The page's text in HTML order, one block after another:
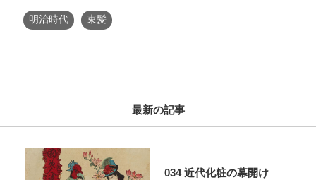
明治時代 束髪
最新の記事
034 近代化粧の幕開け